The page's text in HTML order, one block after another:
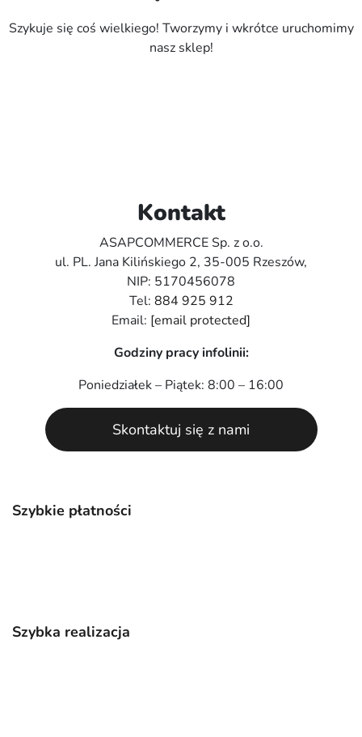
Szykuje się coś wielkiego! Tworzymy i wkrótce uruchomimy
nasz sklep!
Szybkie płatności
Szybka realizacja
Kontakt
ASAPCOMMERCE Sp. z o.o.
ul. PL. Jana Kilińskiego 2, 35-005 Rzeszów,
NIP: 5170456078
Tel: 884 925 912
Email: [email protected]
Godziny pracy infolinii:
Poniedziałek – Piątek: 8:00 – 16:00
Skontaktuj się z nami